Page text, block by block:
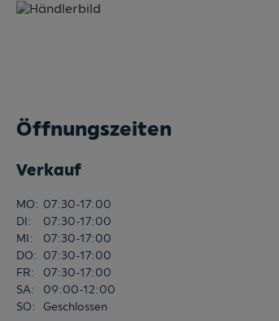
Öffnungszeiten
Verkauf
MO: 07:30-17:00
DI:
07:30-17:00
MI:
07:30-17:00
DO: 07:30-17:00
FR:
07:30-17:00
SA:
09:00-12:00
SO: Geschlossen